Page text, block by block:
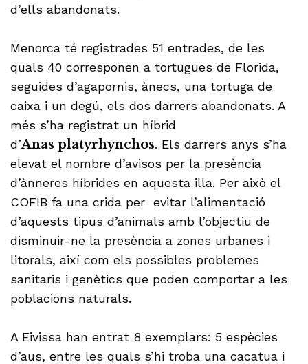
d’ells abandonats.
Menorca té registrades 51 entrades, de les
quals 40 corresponen a tortugues de Florida,
seguides d’agapornis, ànecs, una tortuga de
caixa i un degú, els dos darrers abandonats. A
més s’ha registrat un híbrid
d’Anas platyrhynchos. Els darrers anys s’ha
elevat el nombre d’avisos per la presència
d’ànneres híbrides en aquesta illa. Per això el
COFIB fa una crida per evitar l’alimentació
d’aquests tipus d’animals amb l’objectiu de
disminuir-ne la presència a zones urbanes i
litorals, així com els possibles problemes
sanitaris i genètics que poden comportar a les
poblacions naturals.
A Eivissa han entrat 8 exemplars: 5 espècies
d’aus, entre les quals s’hi troba una cacatua i